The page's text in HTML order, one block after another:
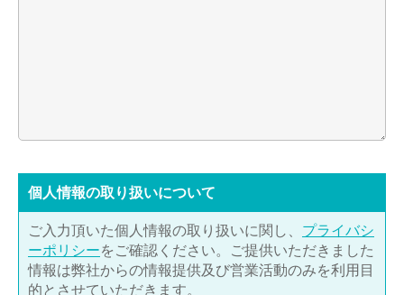
個⼈情報の取り扱いについて
ご入力頂いた個人情報の取り扱いに関し、 プライバシ
ーポリシーをご確認ください。ご提供いただきました
情報は弊社からの情報提供及び営業活動のみを利用目
的とさせていただきます。